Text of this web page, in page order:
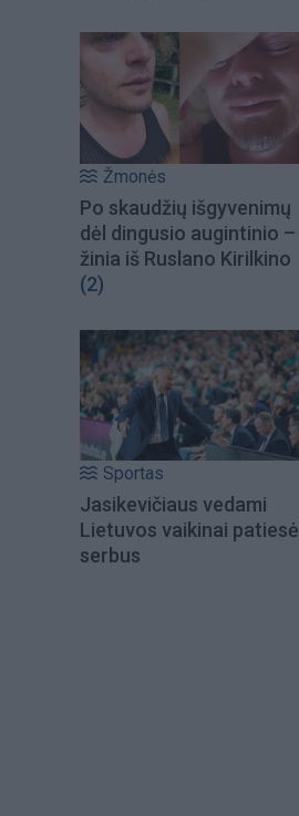
Žmonės
Po skaudžių išgyvenimų
dėl dingusio augintinio –
žinia iš Ruslano Kirilkino
(2)
Sportas
Jasikevičiaus vedami
Lietuvos vaikinai patiesė
serbus